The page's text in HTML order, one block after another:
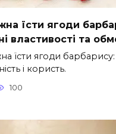
їсти ягоди
властивості та
їсти ягоди барбарису:
і користь.
100